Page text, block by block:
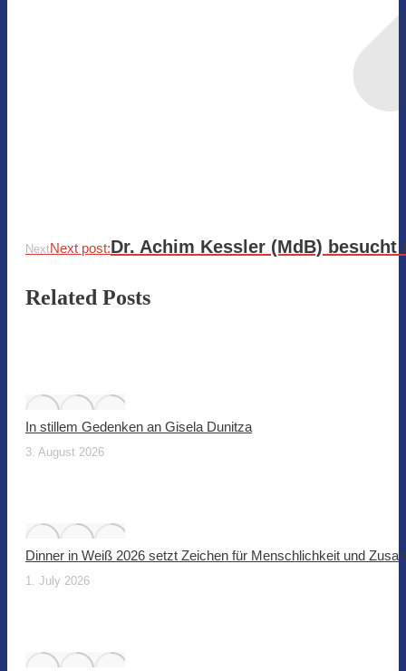
NextNext post:Dr. Achim Kessler (MdB) besucht
Related Posts
In stillem Gedenken an Gisela Dunitza
3. August 2026
Dinner in Weiß 2026 setzt Zeichen für Menschlichkeit und
1. July 2026